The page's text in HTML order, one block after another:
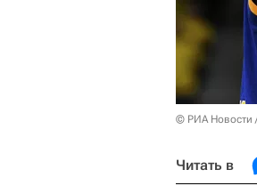
© РИА Новости
Читать в